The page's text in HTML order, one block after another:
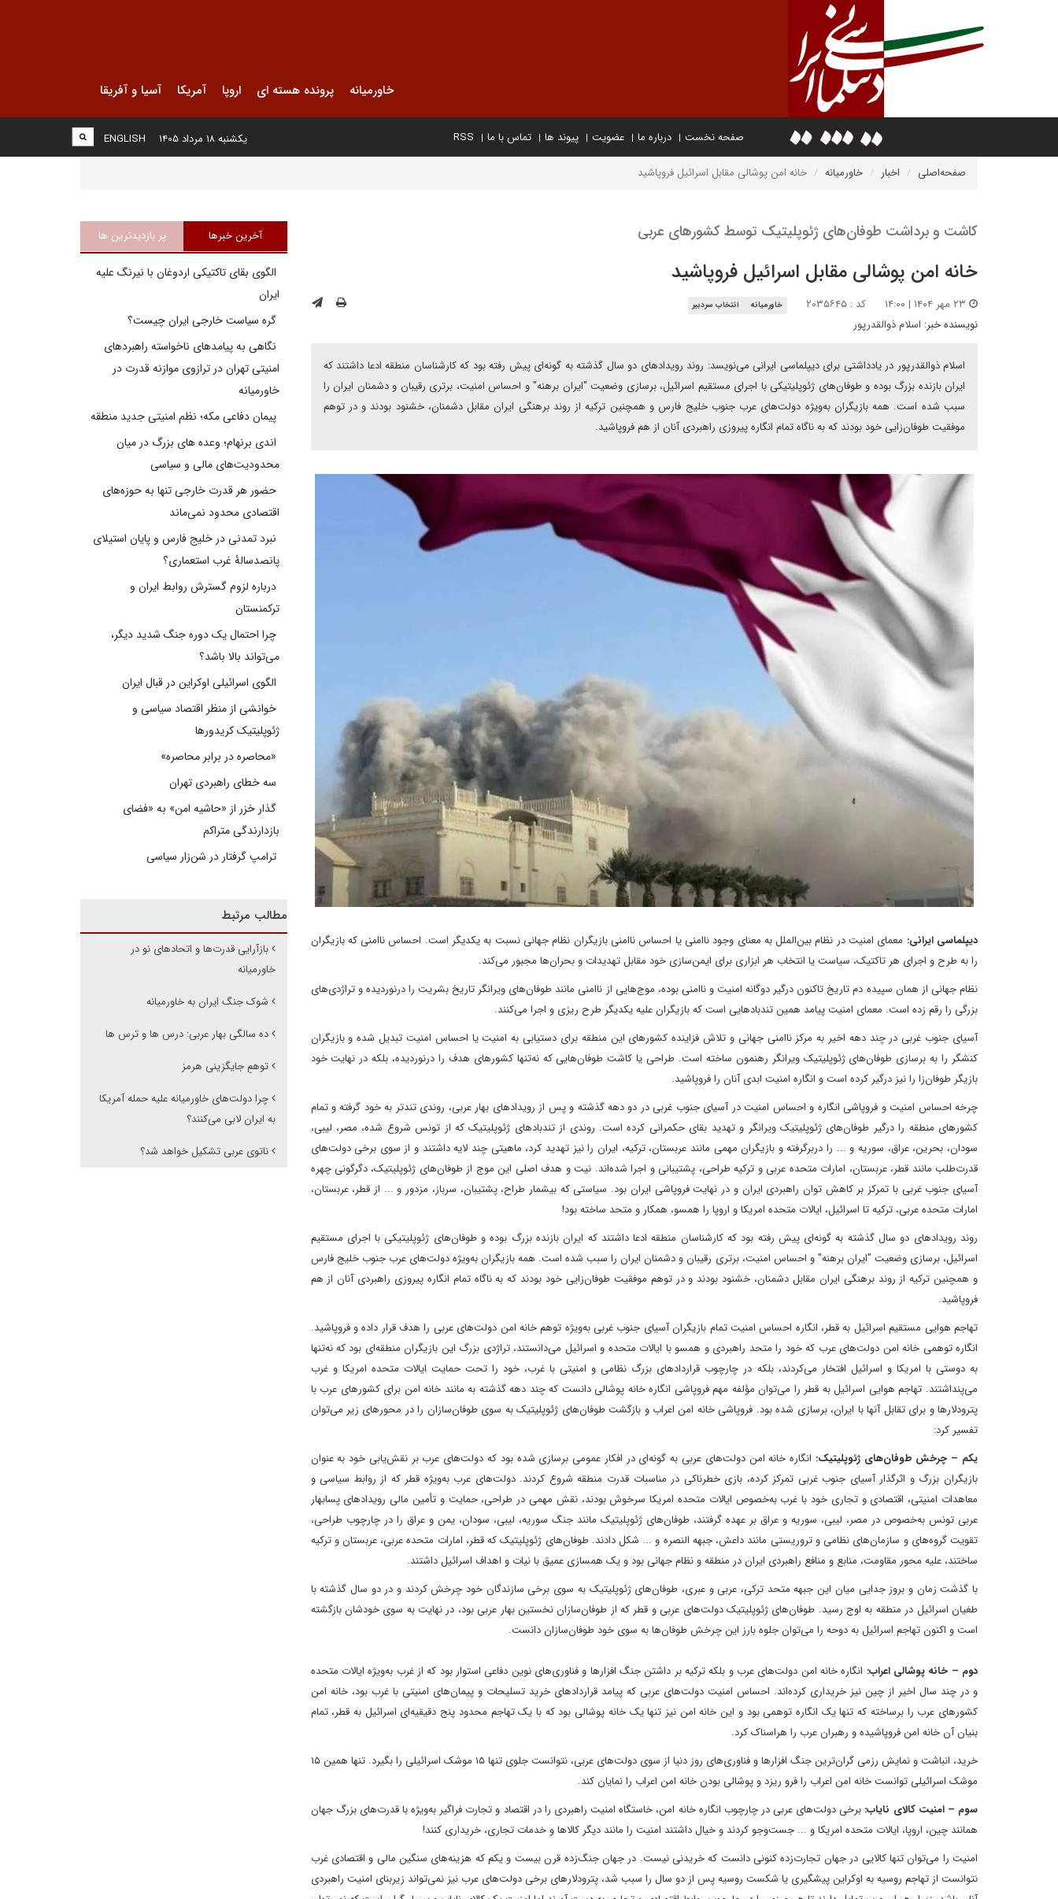
خاورمیانه پرونده هسته ای اروپا آمریکا آسیا و آفریقا
صفحه نخست درباره ما عضویت پیوند ها تماس با ما RSS
ENGLISH یکشنبه ۱۸ مرداد ۱۴۰۵
صفحه‌اصلی اخبار خاورمیانه خانه امن پوشالی مقابل اسرائیل فروپاشید
کاشت و برداشت طوفان‌های ژئوپلیتیک توسط کشورهای عربی
خانه امن پوشالی مقابل اسرائیل فروپاشید
کد : ۲۰۳۵۶۴۵ خاورمیانه انتخاب سردبیر
نویسنده خبر: اسلام ذوالقدرپور
اسلام ذوالقدرپور در یادداشتی برای دیپلماسی ایرانی می‌نویسد: روند رویدادهای دو سال گذشته به گونه‌ای پیش رفته بود که کارشناسان منطقه ادعا داشتند که
ایران بازنده بزرگ بوده و طوفان‌های ژئوپلیتیکی با اجرای مستقیم اسرائیل، برسازی وضعیت "ایران برهنه" و احساس امنیت، برتری رقیبان و دشمنان ایران را
سبب شده است. همه بازیگران به‌ویژه دولت‌های عرب جنوب خلیج فارس و همچنین ترکیه از روند برهنگی ایران مقابل دشمنان، خشنود بودند و در توهم
موفقیت طوفان‌زایی خود بودند که به ناگاه تمام انگاره پیروزی راهبردی آنان از هم فروپاشید.
دیپلماسی ایرانی: معمای امنیت در نظام بین‌الملل به معنای وجود ناامنی یا احساس ناامنی بازیگران نظام جهانی نسبت به یکدیگر است. احساس ناامنی که بازیگران
را به طرح و اجرای هر تاکتیک، سیاست یا انتخاب هر ابزاری برای ایمن‌سازی خود مقابل تهدیدات و بحران‌ها مجبور می‌کند.
نظام جهانی از همان سپیده دم تاریخ تاکنون درگیر دوگانه امنیت و ناامنی بوده، موج‌هایی از ناامنی مانند طوفان‌های ویرانگر تاریخ بشریت را درنوردیده و تراژدی‌های
بزرگی را رقم زده است. معمای امنیت پیامد همین تندبادهایی است که بازیگران علیه یکدیگر طرح ریزی و اجرا می‌کنند.
آسیای جنوب غربی در چند دهه اخیر به مرکز ناامنی جهانی و تلاش فزاینده کشورهای این منطقه برای دستیابی به امنیت یا احساس امنیت تبدیل شده و بازیگران
کنشگر را به برسازی طوفان‌های ژئوپلیتیک ویرانگر رهنمون ساخته است. طراحی یا کاشت طوفان‌هایی که نه‌تنها کشورهای هدف را درنوردیده، بلکه در نهایت خود
بازیگر طوفان‌زا را نیز درگیر کرده است و انگاره امنیت ابدی آنان را فروپاشید.
چرخه احساس امنیت و فروپاشی انگاره و احساس امنیت در آسیای جنوب غربی در دو دهه گذشته و پس از رویدادهای بهار عربی، روندی تندتر به خود گرفته و تمام
کشورهای منطقه را درگیر طوفان‌های ژئوپلیتیک ویرانگر و تهدید بقای حکمرانی کرده است. روندی از تندباد‌های ژئوپلیتیک که از تونس شروع شده، مصر، لیبی،
سودان، بحرین، عراق، سوریه و ... را دربرگرفته و بازیگران مهمی مانند عربستان، ترکیه، ایران را نیز تهدید کرد، ماهیتی چند لایه داشتند و از سوی برخی دولت‌های
قدرت‌طلب مانند قطر، عربستان، امارات متحده عربی و ترکیه طراحی، پشتیبانی و اجرا شده‌اند. نیت و هدف اصلی این موج از طوفان‌های ژئوپلیتیک، دگرگونی چهره
آسیای جنوب غربی با تمرکز بر کاهش توان راهبردی ایران و در نهایت فروپاشی ایران بود. سیاستی که بیشمار طراح، پشتیبان، سرباز، مزدور و ... از قطر، عربستان،
امارات متحده عربی، ترکیه تا اسرائیل، ایالات متحده امریکا و اروپا را همسو، همکار و متحد ساخته بود!
روند رویدادهای دو سال گذشته به گونه‌ای پیش رفته بود که کارشناسان منطقه ادعا داشتند که ایران بازنده بزرگ بوده و طوفان‌های ژئوپلیتیکی با اجرای مستقیم
اسرائیل، برسازی وضعیت "ایران برهنه" و احساس امنیت، برتری رقیبان و دشمنان ایران را سبب شده است. همه بازیگران به‌ویژه دولت‌های عرب جنوب خلیج فارس
و همچنین ترکیه از روند برهنگی ایران مقابل دشمنان، خشنود بودند و در توهم موفقیت طوفان‌زایی خود بودند که به ناگاه تمام انگاره پیروزی راهبردی آنان از هم
فروپاشید.
تهاجم هوایی مستقیم اسرائیل به قطر، انگاره احساس امنیت تمام بازیگران آسیای جنوب غربی به‌ویژه توهم خانه امن دولت‌های عربی را هدف قرار داده و فروپاشید.
انگاره توهمی خانه امن دولت‌های عرب که خود را متحد راهبردی و همسو با ایالات متحده و اسرائیل می‌دانستند، تراژدی بزرگ این بازیگران منطقه‌ای بود که نه‌تنها
به دوستی با امریکا و اسرائیل افتخار می‌کردند، بلکه در چارچوب قراردادهای بزرگ نظامی و امنیتی با غرب، خود را تحت حمایت ایالات متحده امریکا و غرب
می‌پنداشتند. تهاجم هوایی اسرائیل به قطر را می‌توان مؤلفه مهم فروپاشی انگاره خانه پوشالی دانست که چند دهه گذشته به مانند خانه امن برای کشورهای عرب با
پترودلارها و برای تقابل آنها با ایران، برسازی شده بود. فروپاشی خانه امن اعراب و بازگشت طوفان‌های ژئوپلیتیک به سوی طوفان‌سازان را در محورهای زیر می‌توان
تفسیر کرد:
یکم – چرخش طوفان‌های ژئوپلیتیک: انگاره خانه امن دولت‌های عربی به گونه‌ای در افکار عمومی برسازی شده بود که دولت‌های عرب بر نقش‌یابی خود به عنوان
بازیگران بزرگ و اثرگذار آسیای جنوب غربی تمرکز کرده، بازی خطرناکی در مناسبات قدرت منطقه شروع کردند. دولت‌های عرب به‌ویژه قطر که از روابط سیاسی و
معاهدات امنیتی، اقتصادی و تجاری خود با غرب به‌خصوص ایالات متحده امریکا سرخوش بودند، نقش مهمی در طراحی، حمایت و تأمین مالی رویدادهای پسابهار
عربی تونس به‌خصوص در مصر، لیبی، سوریه و عراق بر عهده گرفتند، طوفان‌های ژئوپلیتیک مانند جنگ سوریه، لیبی، سودان، یمن و عراق را در چارچوب طراحی،
تقویت گروه‌های و سازمان‌های نظامی و تروریستی مانند داعش، جبهه النصره و ... شکل دادند. طوفان‌های ژئوپلیتیک که قطر، امارات متحده عربی، عربستان و ترکیه
ساختند، علیه محور مقاومت، منابع و منافع راهبردی ایران در منطقه و نظام جهانی بود و یک همسازی عمیق با نیات و اهداف اسرائیل داشتند.
با گذشت زمان و بروز جدایی میان این جبهه متحد ترکی، عربی و عبری، طوفان‌های ژئوپلیتیک به سوی برخی سازندگان خود چرخش کردند و در دو سال گذشته با
طغیان اسرائیل در منطقه به اوج رسید. طوفان‌های ژئوپلیتیک دولت‌های عربی و قطر که از طوفان‌سازان نخستین بهار عربی بود، در نهایت به سوی خودشان بازگشته
است و اکنون تهاجم اسرائیل به دوحه را می‌توان جلوه بارز این چرخش طوفان‌ها به سوی خود طوفان‌سازان دانست.
دوم – خانه پوشالی اعراب: انگاره خانه امن دولت‌های عرب و بلکه ترکیه بر داشتن جنگ افزارها و فناوری‌های نوین دفاعی استوار بود که از غرب به‌ویژه ایالات متحده
و در چند سال اخیر از چین نیز خریداری کرده‌اند. احساس امنیت دولت‌های عربی که پیامد قراردادهای خرید تسلیحات و پیمان‌های امنیتی با غرب بود، خانه امن
کشورهای عرب را برساخته که تنها یک انگاره توهمی بود و این خانه امن نیز تنها یک خانه پوشالی بود که با یک تهاجم محدود پنج دقیقیه‌ای اسرائیل به قطر، تمام
بنیان آن خانه امن فروپاشیده و رهبران عرب را هراسناک کرد.
خرید، انباشت و نمایش رزمی گران‌ترین جنگ افزارها و فناوری‌های روز دنیا از سوی دولت‌های عربی، نتوانست جلوی تنها ۱۵ موشک اسرائیلی را بگیرد. تنها همین ۱۵
موشک اسرائیلی توانست خانه امن اعراب را فرو ریزد و پوشالی بودن خانه امن اعراب را نمایان کند.
سوم – امنیت کالای نایاب: برخی دولت‌های عربی در چارچوب انگاره خانه امن، خاستگاه امنیت راهبردی را در اقتصاد و تجارت فراگیر به‌ویژه با قدرت‌های بزرگ جهان
همانند چین، اروپا، ایالات متحده امریکا و ... جست‌وجو کردند و خیال داشتند امنیت را مانند دیگر کالاها و خدمات تجاری، خریداری کنند!
امنیت را می‌توان تنها کالایی در جهان تجارت‌زده کنونی دانست که خریدنی نیست. در جهان جنگ‌زده قرن بیست و یکم که هزینه‌های سنگین مالی و اقتصادی غرب
نتوانست از تهاجم روسیه به اوکراین پیشگیری یا شکست روسیه پس از دو سال را سبب شد، پترودلارهای برخی دولت‌های عرب نیز نمی‌تواند زیربنای امنیت راهبردی
آخرین خبرها پر بازدیدترین ها
الگوی بقای تاکتیکی اردوغان با نیرنگ علیه
ایران
گره سیاست خارجی ایران چیست؟
نگاهی به پیامدهای ناخواسته راهبردهای
امنیتی تهران در ترازوی موازنه قدرت در
خاورمیانه
پیمان دفاعی مکه؛ نظم امنیتی جدید منطقه
اندی برنهام؛ وعده های بزرگ در میان
محدودیت‌های مالی و سیاسی
حضور هر قدرت خارجی تنها به حوزه‌های
اقتصادی محدود نمی‌ماند
نبرد تمدنی در خلیج فارس و پایان استیلای
پانصدسالۀ غرب استعماری؟
درباره لزوم گسترش روابط ایران و
ترکمنستان
چرا احتمال یک دوره جنگ شدید دیگر،
می‌تواند بالا باشد؟
الگوی اسرائیلی اوکراین در قبال ایران
خوانشی از منظر اقتصاد سیاسی و
ژئوپلیتیک کریدورها
«محاصره در برابر محاصره»
سه خطای راهبردی تهران
گذار خزر از «حاشیه امن» به «فضای
بازدارندگی متراکم
ترامپ گرفتار در شن‌زار سیاسی
مطالب مرتبط
بازآرایی قدرت‌ها و اتحادهای نو در
خاورمیانه
شوک جنگ ایران به خاورمیانه
ده سالگی بهار عربی: درس ها و ترس ها
توهمِ جایگزینی هرمز
چرا دولت‌های خاورمیانه علیه حمله آمریکا
به ایران لابی می‌کنند؟
ناتوی عربی تشکیل خواهد شد؟